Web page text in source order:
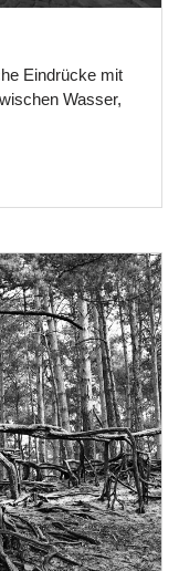
Eindrücke mit
Wasser,